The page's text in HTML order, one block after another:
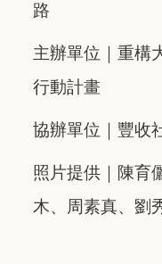
路
主辦單位｜重構
行動計畫
協辦單位｜豐收
照片提供｜陳育
木、周素真、劉